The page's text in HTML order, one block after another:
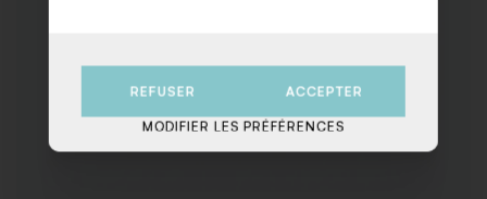
REFUSER ACCEPTER
MODIFIER LES PRÉFÉRENCES